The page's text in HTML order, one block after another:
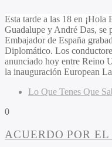
Esta tarde a las 18 en ¡Hola
Guadalupe y André Das, se
Embajador de España
Diplomático. Los
anunciado hoy entre Reino
la inauguración European
Lo Que Tenes Que
0
ACUERDO POR